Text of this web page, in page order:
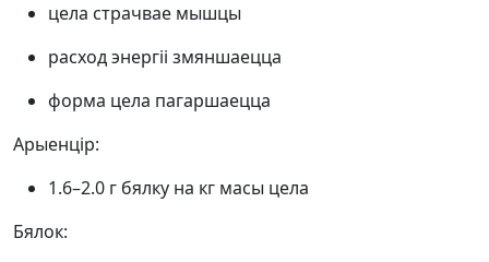
цела страчвае мышцы
расход энергіі змяншаецца
форма цела пагаршаецца
Арыенцір:
1.6–2.0 г бялку на кг масы цела
Бялок: